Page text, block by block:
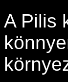
A Pilis